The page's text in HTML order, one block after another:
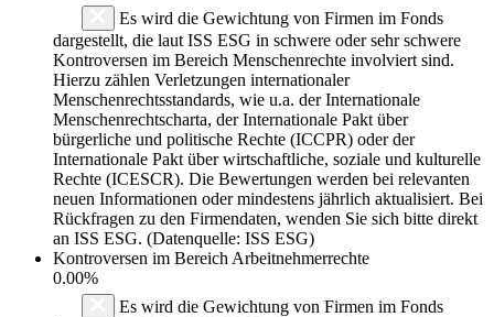
Es wird die Gewichtung von Firmen im Fonds
dargestellt, die laut ISS ESG in schwere oder sehr schwere
Kontroversen im Bereich Menschenrechte involviert sind.
Hierzu zählen Verletzungen internationaler
Menschenrechtsstandards, wie u.a. der Internationale
Menschenrechtscharta, der Internationale Pakt über
bürgerliche und politische Rechte (ICCPR) oder der
Internationale Pakt über wirtschaftliche, soziale und kulturelle
Rechte (ICESCR). Die Bewertungen werden bei relevanten
neuen Informationen oder mindestens jährlich aktualisiert. Bei
Rückfragen zu den Firmendaten, wenden Sie sich bitte direkt
an ISS ESG. (Datenquelle: ISS ESG)
Kontroversen im Bereich Arbeitnehmerrechte
0.00%
Es wird die Gewichtung von Firmen im Fonds